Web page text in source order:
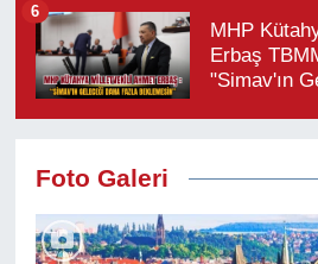
MHP
Erbaş
"Simav'ın
6
Foto Galeri